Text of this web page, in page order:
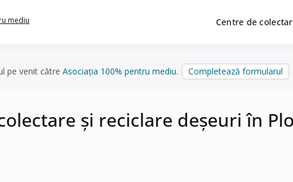
mediu Centre de
pe venit către Asociația 100% pentru mediu. Completează formularul
colectare și reciclare deșeuri în